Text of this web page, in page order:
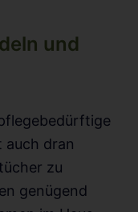
und
auch dran
zu
genügend